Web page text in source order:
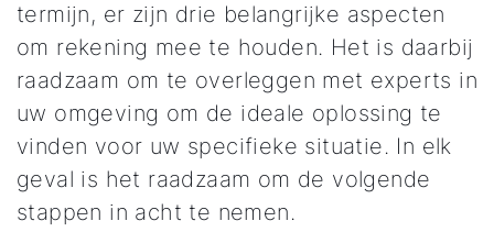
termijn, er zijn drie belangrijke aspecten
om rekening mee te houden. Het is daarbij
raadzaam om te overleggen met experts in
uw omgeving om de ideale oplossing te
vinden voor uw specifieke situatie. In elk
geval is het raadzaam om de volgende
stappen in acht te nemen.